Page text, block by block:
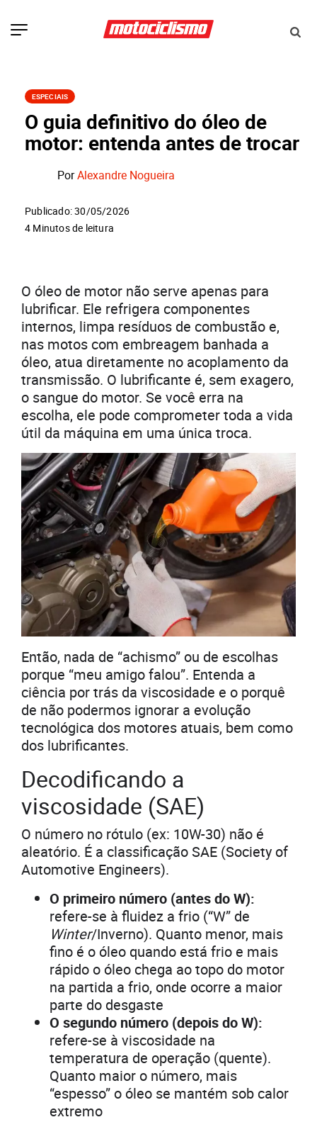
ESPECIAIS
O guia definitivo do óleo de
motor: entenda antes de trocar
PorAlexandre Nogueira
Publicado: 30/05/2026
4 Minutos de leitura
O óleo de motor não serve apenas para
lubrificar. Ele refrigera componentes
internos, limpa resíduos de combustão e,
nas motos com embreagem banhada a
óleo, atua diretamente no acoplamento da
transmissão. O lubrificante é, sem exagero,
o sangue do motor. Se você erra na
escolha, ele pode comprometer toda a vida
útil da máquina em uma única troca.
Então, nada de “achismo” ou de escolhas
porque “meu amigo falou”. Entenda a
ciência por trás da viscosidade e o porquê
de não podermos ignorar a evolução
tecnológica dos motores atuais, bem como
dos lubrificantes.
Decodificando a
viscosidade (SAE)
O número no rótulo (ex: 10W-30) não é
aleatório. É a classificação SAE (Society of
Automotive Engineers).
O primeiro número (antes do W):
refere-se à fluidez a frio (“W” de
Winter/Inverno). Quanto menor, mais
fino é o óleo quando está frio e mais
rápido o óleo chega ao topo do motor
na partida a frio, onde ocorre a maior
parte do desgaste
O segundo número (depois do W):
refere-se à viscosidade na
temperatura de operação (quente).
Quanto maior o número, mais
“espesso” o óleo se mantém sob calor
extremo